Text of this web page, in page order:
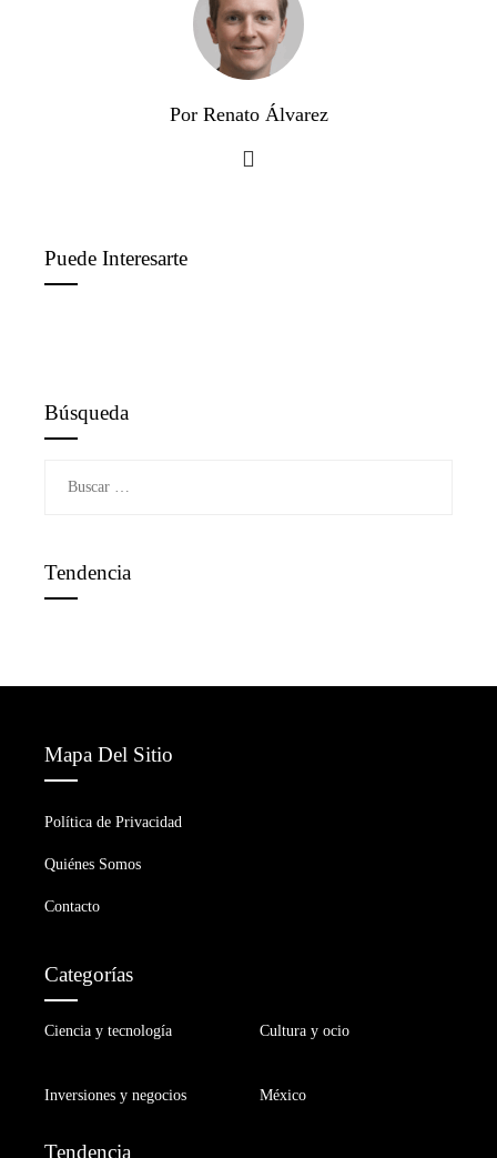
Por Renato Álvarez
Puede Interesarte
Búsqueda
Tendencia
Mapa Del Sitio
Política de Privacidad
Quiénes Somos
Contacto
Categorías
Ciencia y tecnología Cultura y ocio
Inversiones y negocios México
Tendencia